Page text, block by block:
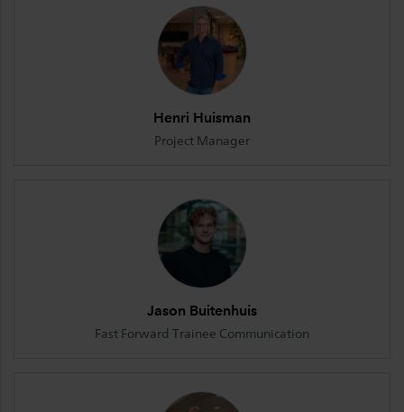
Henri Huisman
Project Manager
Jason Buitenhuis
Fast Forward Trainee Communication